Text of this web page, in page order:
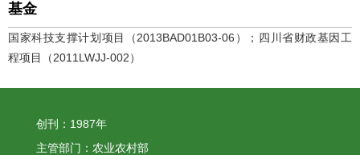
基金
国家科技支撑计划项目（2013BAD01B03-06）；四川省财政基因工
程项目（2011LWJJ-002）
创刊：1987年
主管部门：农业农村部